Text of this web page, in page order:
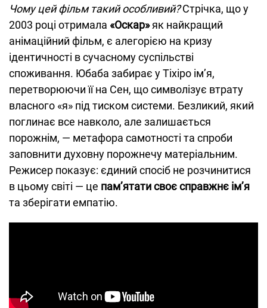
Чому цей фільм такий особливий?Стрічка, що у
2003 році отримала «Оскар»як найкращий
анімаційний фільм, є алегорією на кризу
ідентичності в сучасному суспільстві
споживання. Юбаба забирає у Тіхіро ім’я,
перетворюючи її на Сен, що символізує втрату
власного «я» під тиском системи. Безликий, який
поглинає все навколо, але залишається
порожнім, — метафора самотності та спроби
заповнити духовну порожнечу матеріальним.
Режисер показує: єдиний спосіб не розчинитися
в цьому світі — це пам’ятати своє справжнє ім’я
та зберігати емпатію.